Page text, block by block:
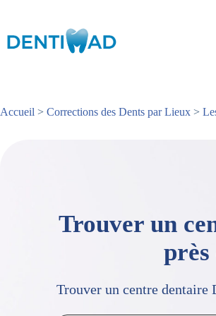
Accueil > Corrections des Dents par Lieux >
Trouver un
près
Trouver un centre dentaire